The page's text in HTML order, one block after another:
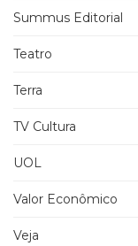
Summus Editorial
Teatro
Terra
TV Cultura
UOL
Valor Econômico
Veja